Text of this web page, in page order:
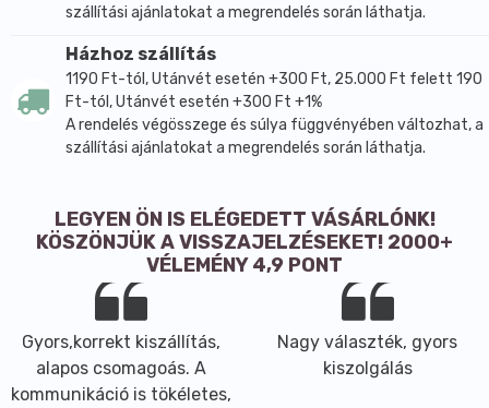
szállítási ajánlatokat a megrendelés során láthatja.
Házhoz szállítás
1190 Ft-tól, Utánvét esetén +300 Ft, 25.000 Ft felett 190
Ft-tól, Utánvét esetén +300 Ft +1%
A rendelés végösszege és súlya függvényében változhat, a
szállítási ajánlatokat a megrendelés során láthatja.
LEGYEN ÖN IS ELÉGEDETT VÁSÁRLÓNK!
KÖSZÖNJÜK A VISSZAJELZÉSEKET! 2000+
VÉLEMÉNY 4,9 PONT
Gyors,korrekt kiszállítás,
alapos csomagoás. A
kommunikáció is tökéletes,
Nagy választék, gyors
kiszolgálás